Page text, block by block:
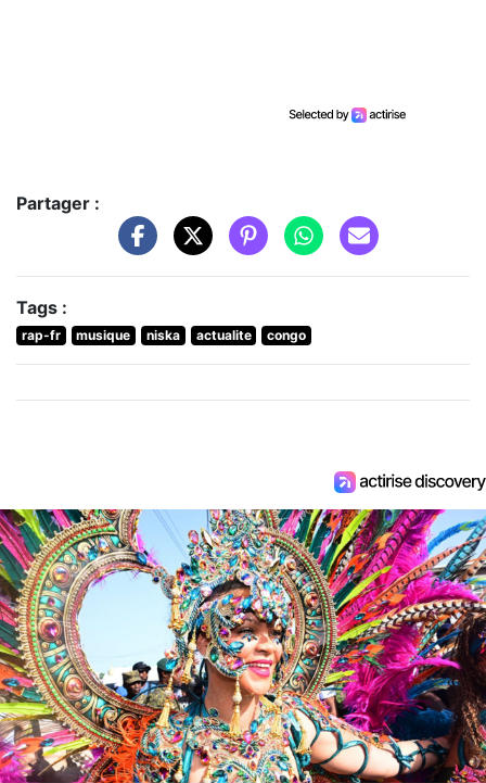
Partager :
Tags :
rap-fr musique niska actualite congo